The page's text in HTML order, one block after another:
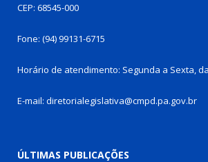
CEP: 68545-000
Fone: (94) 99131-6715
Horário de atendimento: Segunda a Sexta,
E-mail: diretorialegislativa@cmpd.pa.gov.br
ÚLTIMAS PUBLICAÇÕES